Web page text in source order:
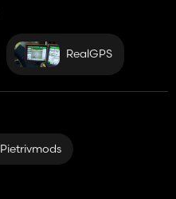
RealGPS
Pietrivmods